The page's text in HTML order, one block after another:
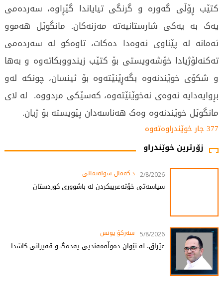
کتێب ڕۆڵی گەورە و گرنگی تیایاندا گێڕاوە، سەردەمی
یەک بە یەکی شارستانیەتە مەزنەکان. مانگوێل هەموو
ئەمانە لە پێناوی ئەوەدا دەکات، تاوەکو لە سەردەمی
تەکنەلۆژیادا خۆشەویستی بۆ کتێب زیندووبکاتەوە و بەها
و شکۆی خوێندنەوە بگەڕێنێتەوە بۆ ئینسان، چونکە لەو
بڕوایەدایە ئەوەی نەخوێنێتەوە، کەسێکی مردووە. لە لای
مانگوێل خوێندنەوە وەک هەناسەدان پێویستە بۆ ژیان.
377 جار خوێندراوەتەوە
زۆرترین خوێندراو
2/8/2026 د.کەمال سولەیمانی
سیاسەتی خۆتەعریبکردن لە باشووری کوردستان
5/8/2026 سەرکۆ یونس
عێراق، لە نێوان دەوڵەمەندیی یەدەگ و قەیرانی کاشدا